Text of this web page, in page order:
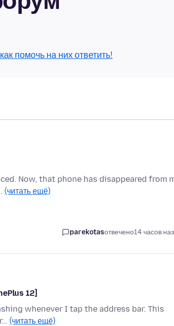
помочь на них ответить!
Now, that phone has disappeared from
(читать ещё)
parekotasотвечено14 часов
12]
whenever I tap the address bar. This
(читать ещё)